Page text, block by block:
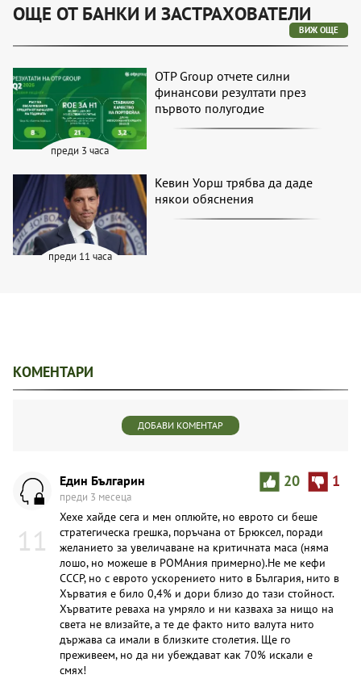
ОЩЕ ОТ БАНКИ И ЗАСТРАХОВАТЕЛИ
ВИЖ ОЩЕ
преди 3 часа
OTP Group отчете силни
финансови резултати през
първото полугодие
преди 11 часа
Кевин Уорш трябва да даде
някои обяснения
КОМЕНТАРИ
ДОБАВИ КОМЕНТАР
11
20 1
Един Българин
преди 3 месеца
Хехе хайде сега и мен оплюйте, но еврото си беше
стратегическа грешка, поръчана от Брюксел, поради
желанието за увеличаване на критичната маса (няма
лошо, но можеше в РОМАния примерно).Не ме кефи
СССР, но с еврото ускорението нито в България, нито в
Хърватия е било 0,4% и дори близо до тази стойност.
Хърватите реваха на умряло и ни казваха за нищо на
света не влизайте, а те де факто нито валута нито
държава са имали в близките столетия. Ще го
преживеем, но да ни убеждават как 70% искали е
смях!